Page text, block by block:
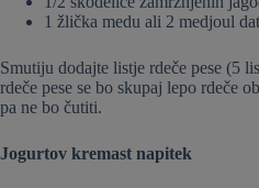
1 žlička medu ali 2 medjoul
Smutiju dodajte listje rdeče pese (5
rdeče pese se bo skupaj lepo rdeče
pa ne bo čutiti.
Jogurtov kremast napitek